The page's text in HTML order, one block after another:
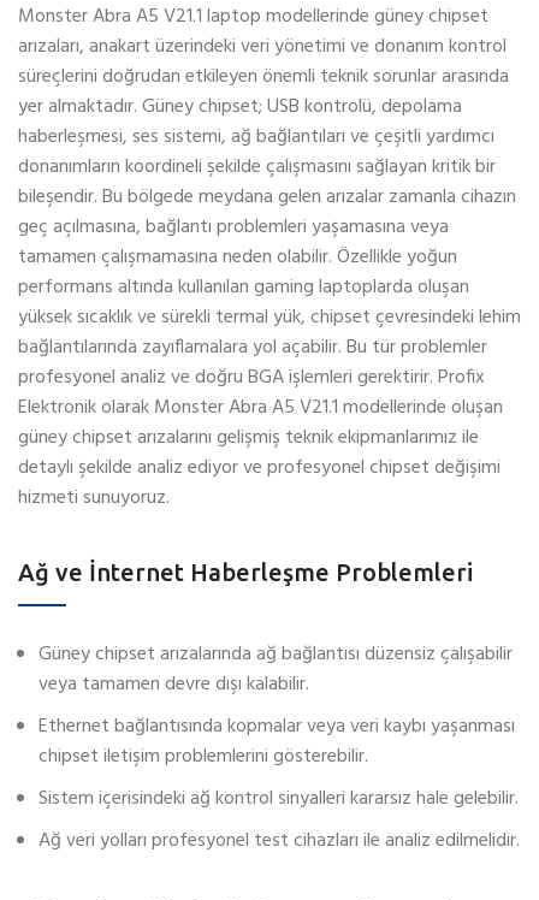
Monster Abra A5 V21.1 laptop modellerinde güney chipset
arızaları, anakart üzerindeki veri yönetimi ve donanım kontrol
süreçlerini doğrudan etkileyen önemli teknik sorunlar arasında
yer almaktadır. Güney chipset; USB kontrolü, depolama
haberleşmesi, ses sistemi, ağ bağlantıları ve çeşitli yardımcı
donanımların koordineli şekilde çalışmasını sağlayan kritik bir
bileşendir. Bu bölgede meydana gelen arızalar zamanla cihazın
geç açılmasına, bağlantı problemleri yaşamasına veya
tamamen çalışmamasına neden olabilir. Özellikle yoğun
performans altında kullanılan gaming laptoplarda oluşan
yüksek sıcaklık ve sürekli termal yük, chipset çevresindeki lehim
bağlantılarında zayıflamalara yol açabilir. Bu tür problemler
profesyonel analiz ve doğru BGA işlemleri gerektirir. Profix
Elektronik olarak Monster Abra A5 V21.1 modellerinde oluşan
güney chipset arızalarını gelişmiş teknik ekipmanlarımız ile
detaylı şekilde analiz ediyor ve profesyonel chipset değişimi
hizmeti sunuyoruz.
Ağ ve İnternet Haberleşme Problemleri
Güney chipset arızalarında ağ bağlantısı düzensiz çalışabilir
veya tamamen devre dışı kalabilir.
Ethernet bağlantısında kopmalar veya veri kaybı yaşanması
chipset iletişim problemlerini gösterebilir.
Sistem içerisindeki ağ kontrol sinyalleri kararsız hale gelebilir.
Ağ veri yolları profesyonel test cihazları ile analiz edilmelidir.